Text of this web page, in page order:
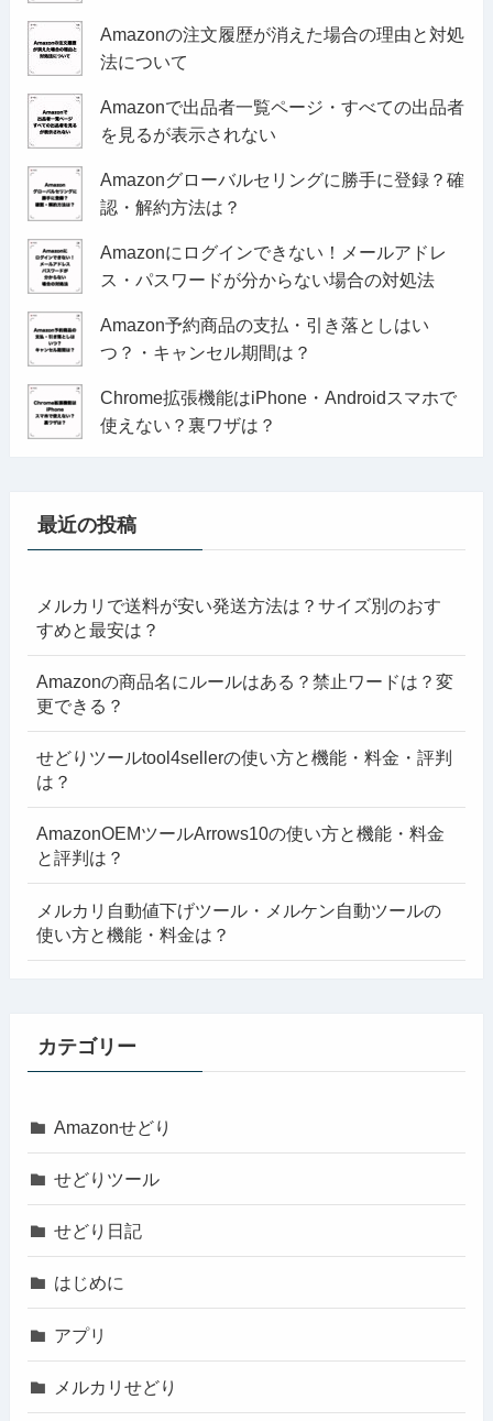
Amazonの注文履歴が消えた場合の理由と対処
法について
Amazonで出品者一覧ページ・すべての出品者
を見るが表示されない
Amazonグローバルセリングに勝手に登録？確
認・解約方法は？
Amazonにログインできない！メールアドレ
ス・パスワードが分からない場合の対処法
Amazon予約商品の支払・引き落としはい
つ？・キャンセル期間は？
Chrome拡張機能はiPhone・Androidスマホで
使えない？裏ワザは？
最近の投稿
メルカリで送料が安い発送方法は？サイズ別のおす
すめと最安は？
Amazonの商品名にルールはある？禁止ワードは？変
更できる？
せどりツールtool4sellerの使い方と機能・料金・評判
は？
AmazonOEMツールArrows10の使い方と機能・料金
と評判は？
メルカリ自動値下げツール・メルケン自動ツールの
使い方と機能・料金は？
カテゴリー
Amazonせどり
せどりツール
せどり日記
はじめに
アプリ
メルカリせどり